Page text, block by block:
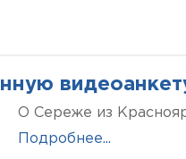
О Сереже из
Подробнее...